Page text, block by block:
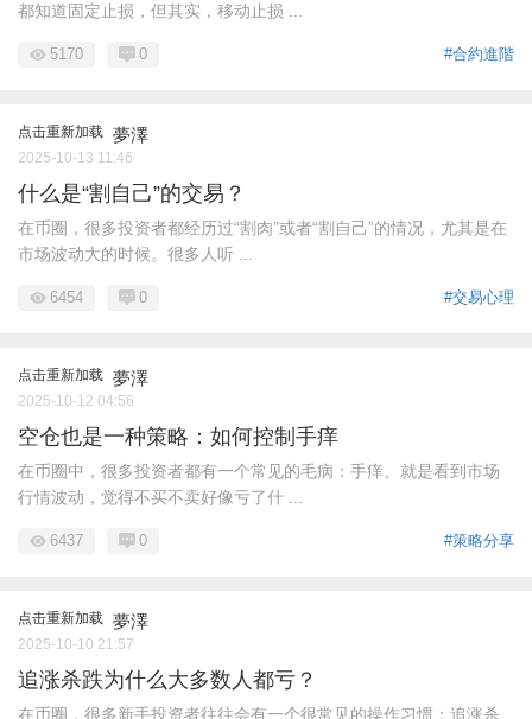
都知道固定止损，但其实，移动止损 ...
#合約進階
5170 0
点击重新加载 夢澤
2025-10-13 11:46
什么是“割自己”的交易？
在币圈，很多投资者都经历过“割肉”或者“割自己”的情况，尤其是在
市场波动大的时候。很多人听 ...
#交易心理
6454 0
点击重新加载 夢澤
2025-10-12 04:56
空仓也是一种策略：如何控制手痒
在币圈中，很多投资者都有一个常见的毛病：手痒。就是看到市场
行情波动，觉得不买不卖好像亏了什 ...
#策略分享
6437 0
点击重新加载 夢澤
2025-10-10 21:57
追涨杀跌为什么大多数人都亏？
在币圈，很多新手投资者往往会有一个很常见的操作习惯：追涨杀